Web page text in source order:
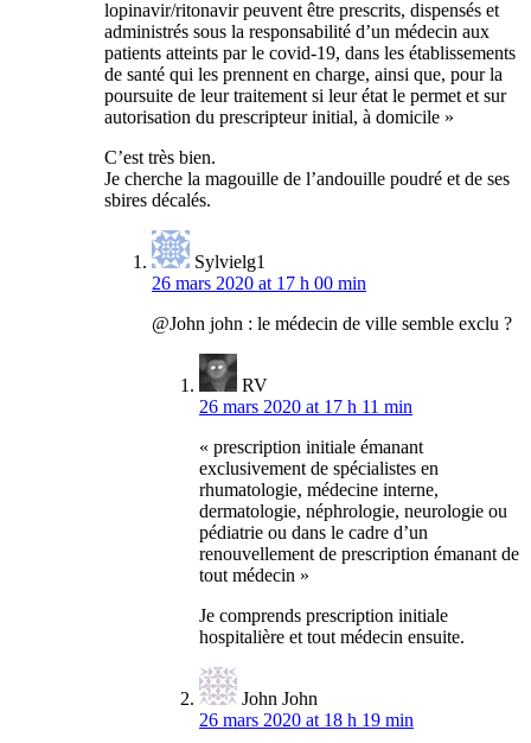
lopinavir/ritonavir peuvent être prescrits, dispensés et
administrés sous la responsabilité d’un médecin aux
patients atteints par le covid-19, dans les établissements
de santé qui les prennent en charge, ainsi que, pour la
poursuite de leur traitement si leur état le permet et sur
autorisation du prescripteur initial, à domicile »
C’est très bien.
Je cherche la magouille de l’andouille poudré et de ses
sbires décalés.
Sylvielg1
26 mars 2020 at 17 h 00 min
@John john : le médecin de ville semble exclu ?
RV
26 mars 2020 at 17 h 11 min
« prescription initiale émanant
exclusivement de spécialistes en
rhumatologie, médecine interne,
dermatologie, néphrologie, neurologie ou
pédiatrie ou dans le cadre d’un
renouvellement de prescription émanant de
tout médecin »
Je comprends prescription initiale
hospitalière et tout médecin ensuite.
John John
26 mars 2020 at 18 h 19 min